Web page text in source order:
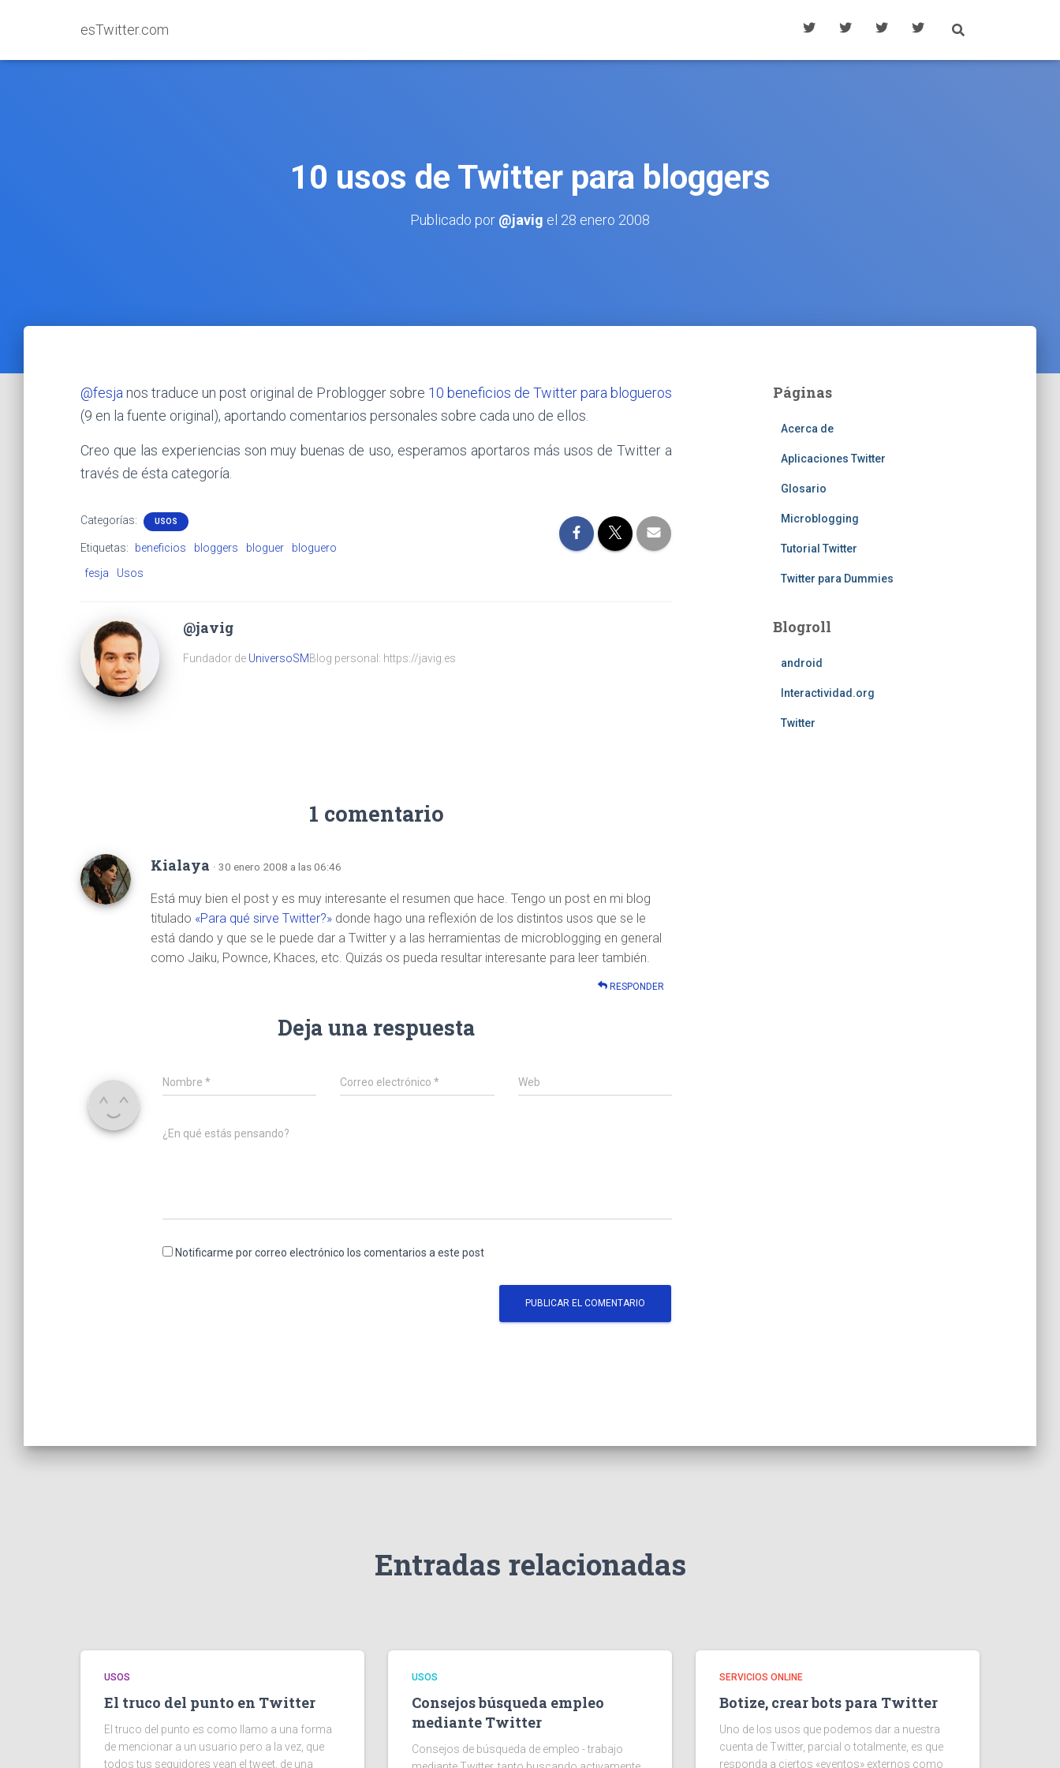
esTwitter.com
10 usos de Twitter para bloggers
Publicado por @javig el 28 enero 2008
@fesja nos traduce un post original de Problogger sobre 10 beneficios de Twitter para blogueros
(9 en la fuente original), aportando comentarios personales sobre cada uno de ellos.
Creo que las experiencias son muy buenas de uso, esperamos aportaros más usos de Twitter a
través de ésta categoría.
Categorías: USOS
Etiquetas: beneficios bloggers bloguer
bloguero
fesja
Usos
@javig
Fundador de UniversoSMBlog personal: https://javig.es
1 comentario
Kialaya · 30 enero 2008 a las 06:46
Está muy bien el post y es muy interesante el resumen que hace. Tengo un post en mi blog
titulado «Para qué sirve Twitter?» donde hago una reflexión de los distintos usos que se le
está dando y que se le puede dar a Twitter y a las herramientas de microblogging en general
como Jaiku, Pownce, Khaces, etc. Quizás os pueda resultar interesante para leer también.
RESPONDER
Deja una respuesta
Nombre * Correo electrónico* Web
¿En qué estás pensando?
Notificarme por correo electrónico los comentarios a este post
Páginas
Acerca de
Aplicaciones Twitter
Glosario
Microblogging
Tutorial Twitter
Twitter para Dummies
Blogroll
android
Interactividad.org
Twitter
Entradas relacionadas
USOS
El truco del punto en Twitter
El truco del punto es como llamo a una forma
de mencionar a un usuario pero a la vez, que
todos tus seguidores vean el tweet, de una
USOS
Consejos búsqueda empleo
mediante Twitter
Consejos de búsqueda de empleo - trabajo
SERVICIOS ONLINE
Botize, crear bots para Twitter
Uno de los usos que podemos dar a nuestra
cuenta de Twitter, parcial o totalmente, es que
responda a ciertos «eventos» externos como